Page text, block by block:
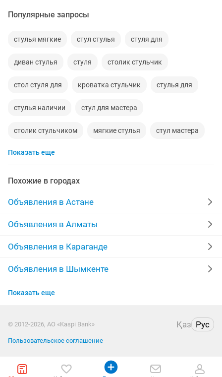
Популярные запросы
стулья мягкие стул стулья стуля для
диван стулья стуля столик стульчик
стол стуля для кроватка стульчик стулья для
стулья наличии стул для мастера
столик стульчиком мягкие стулья стул мастера
стул роза
Показать еще
Похожие в городах
Объявления в Астане
Объявления в Алматы
Объявления в Караганде
Объявления в Шымкенте
Объявления в Усть-Каменогорске
Объявления в Актау
Показать еще
© 2012-2026, АО «Kaspi Bank» Қаз Рус
Пользовательское соглашение